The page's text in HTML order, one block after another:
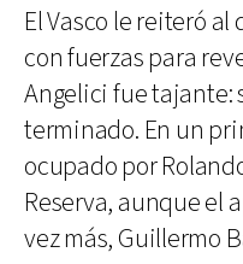
El Vasco le reiteró
con fuerzas para
Angelici fue tajante:
terminado. En un
ocupado por
Reserva, aunque el
vez más, Guillermo